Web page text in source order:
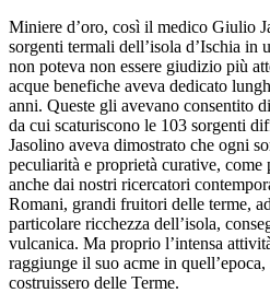
Miniere d’oro, così il medico Giulio
sorgenti termali dell’isola d’Ischia in
non poteva non essere giudizio più
acque benefiche aveva dedicato
anni. Queste gli avevano consentito
da cui scaturiscono le 103 sorgenti
Jasolino aveva dimostrato che ogni
peculiarità e proprietà curative, come
anche dai nostri ricercatori
Romani, grandi fruitori delle terme,
particolare ricchezza dell’isola,
vulcanica. Ma proprio l’intensa
raggiunge il suo acme in
costruissero delle Terme.